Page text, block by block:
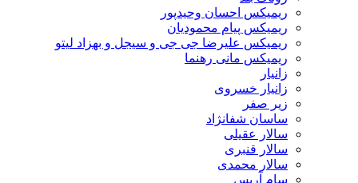
ریمیکس احسان وحیدپور
ریمیکس پیام محمودیان
ریمیکس علیرضا جی جی و سیجل و بهزاد لیتو
ریمیکس مانی رهنما
زانیار
زانیار خسروی
زیر صفر
ساسان شفانژاد
سالار عقیلی
سالار قنبری
سالار محمدی
سام آریس